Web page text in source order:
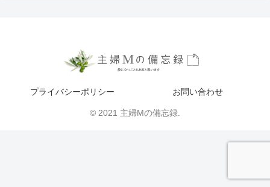
プライバシーポリシー お問い合わせ
© 2021 主婦Mの備忘録.